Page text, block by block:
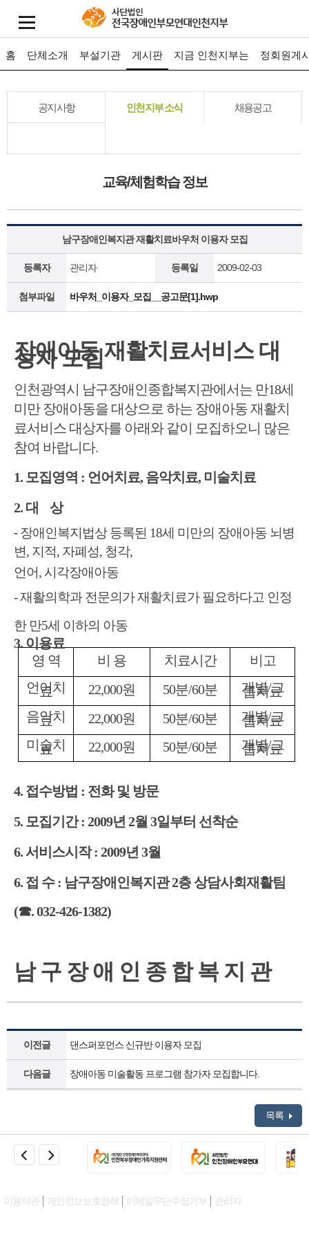
홈 단체소개 부설기관 게시판 지금 인천지부는 정회원게
공지사항 인천지부 소식 채용공고
교육/체험학습 정보
남구장애인복지관 재활치료바우처 이용자 모집
등록자 관리자 등록일 2009-02-03
첨부파일 바우처_이용자_모집__공고문[1].hwp
장애아동 재활치료서비스 대
상자 모집
인천광역시 남구장애인종합복지관에서는 만18세
미만 장애아동을 대상으로 하는 장애아동 재활치
료서비스 대상자를 아래와 같이 모집하오니 많은
참여 바랍니다.
1. 모집영역 : 언어치료, 음악치료, 미술치료
2. 대 상
-장애인복지법상 등록된 18세 미만의 장애아동 뇌병
변, 지적, 자폐성, 청각,
언어, 시각장애아동
- 재활의학과 전문의가 재활치료가 필요하다고 인정
한 만5세 이하의 아동
3. 이용료
영 역
비 용 치료시간
비고
언어치
료 22,000원 50분/60분 개별/그
룹치료
음악치
료 22,000원 50분/60분 개별/그
룹치료
미술치
료 22,000원 50분/60분 개별/그
룹치료
4. 접수방법 : 전화 및 방문
5. 모집기간 : 2009년 2월 3일부터 선착순
6. 서비스시작 : 2009년 3월
6. 접 수 : 남구장애인복지관 2층 상담사회재활팀
(☎. 032-426-1382)
남 구 장 애 인 종 합 복 지 관
이전글 댄스퍼포먼스 신규반 이용자 모집
다음글 장애아동 미술활동 프로그램 참가자 모집합니다.
목록
이용약관 개인정보보호정책 이메일무단수집거부 관리자